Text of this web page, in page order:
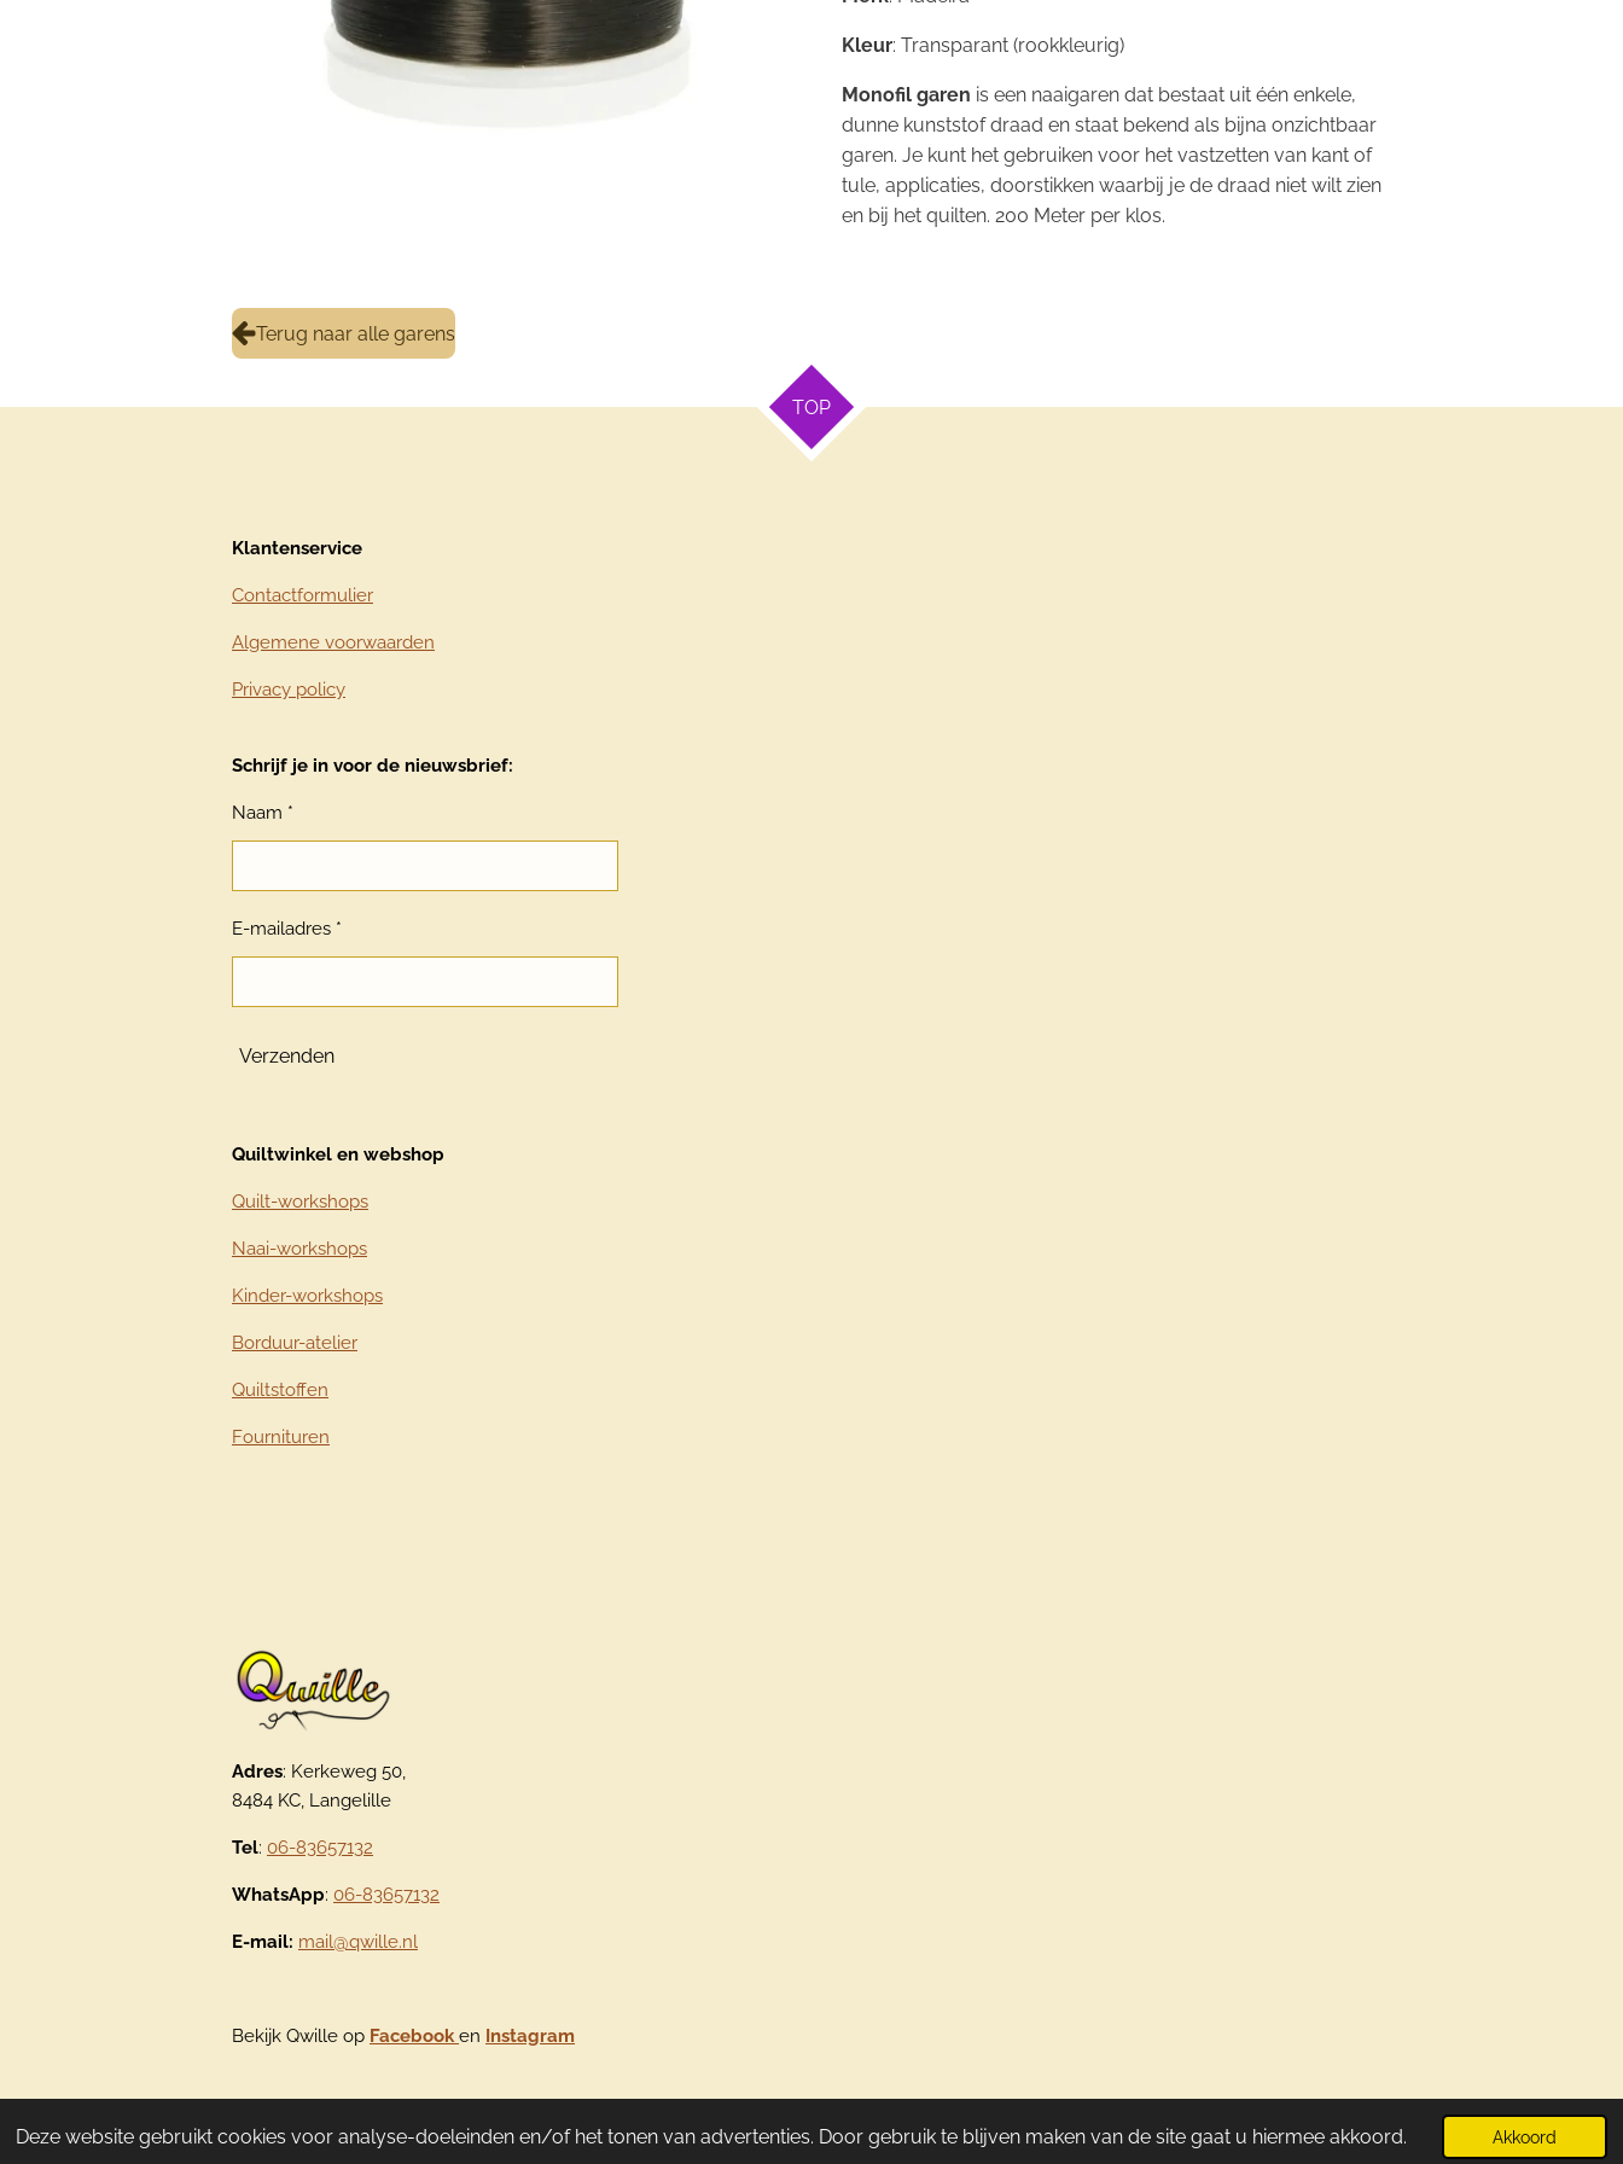
Deze website gebruikt cookies voor analyse-doeleinden en/of het tonen van advertenties. Door gebruik te blijven maken van de site gaat u hiermee akkoord. Akkoord
Kleur: Transparant (rookkleurig)
Monofil garen is een naaigaren dat bestaat uit één enkele,
dunne kunststof draad en staat bekend als bijna onzichtbaar
garen. Je kunt het gebruiken voor het vastzetten van kant of
tule, applicaties, doorstikken waarbij je de draad niet wilt zien
en bij het quilten. 200 Meter per klos.
Terug naar alle garens
TOP
Klantenservice
Contactformulier
Algemene voorwaarden
Privacy policy
Schrijf je in voor de nieuwsbrief:
Naam *
E-mailadres *
Verzenden
Quiltwinkel en webshop
Quilt-workshops
Naai-workshops
Kinder-workshops
Borduur-atelier
Quiltstoffen
Fournituren
Adres: Kerkeweg 50,
8484 KC, Langelille
Tel: 06-83657132
WhatsApp: 06-83657132
E-mail: mail@qwille.nl
Bekijk Qwille op Facebook en Instagram